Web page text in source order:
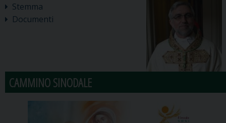
Stemma
Documenti
CAMMINO SINODALE